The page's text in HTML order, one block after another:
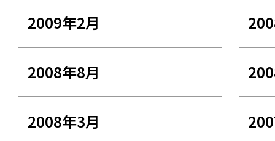
2009年2月
2008年8月
2008年3月